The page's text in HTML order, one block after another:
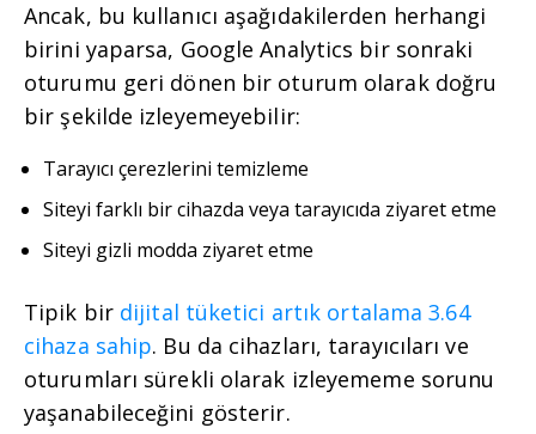
Ancak, bu kullanıcı aşağıdakilerden herhangi
birini yaparsa, Google Analytics bir sonraki
oturumu geri dönen bir oturum olarak doğru
bir şekilde izleyemeyebilir:
Tarayıcı çerezlerini temizleme
Siteyi farklı bir cihazda veya tarayıcıda ziyaret etme
Siteyi gizli modda ziyaret etme
Tipik bir dijital tüketici artık ortalama 3.64
cihaza sahip. Bu da cihazları, tarayıcıları ve
oturumları sürekli olarak izleyememe sorunu
yaşanabileceğini gösterir.